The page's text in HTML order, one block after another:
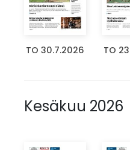
TO 30.7.2026 TO
Kesäkuu 2026